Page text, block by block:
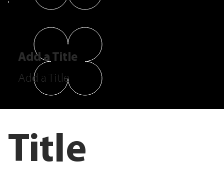
Add a Title
Add a Title
Title